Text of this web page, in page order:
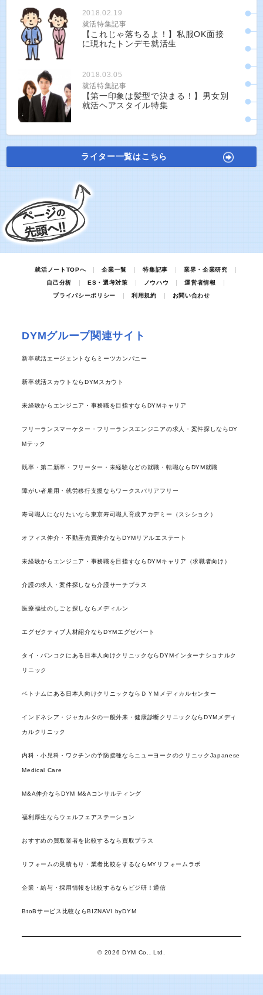
2018.02.19
就活特集記事
【これじゃ落ちるよ！】私服OK面接
に現れたトンデモ就活生
2018.03.05
就活特集記事
【第一印象は髪型で決まる！】男女別
就活ヘアスタイル特集
ライター一覧はこちら
就活ノートTOPへ 企業一覧 特集記事
業界・企業研究
自己分析
ES・選考対策 ノウハウ
運営者情報
プライバシーポリシー
利用規約 お問い合わせ
DYMグループ関連サイト
新卒就活エージェントならミーツカンパニー
新卒就活スカウトならDYMスカウト
未経験からエンジニア・事務職を目指すならDYMキャリア
フリーランスマーケター・フリーランスエンジニアの求人・案件探しならDY
Mテック
既卒・第二新卒・フリーター・未経験などの就職・転職ならDYM就職
障がい者雇用・就労移行支援ならワークスバリアフリー
寿司職人になりたいなら東京寿司職人育成アカデミー（スシショク）
オフィス仲介・不動産売買仲介ならDYMリアルエステート
未経験からエンジニア・事務職を目指すならDYMキャリア（求職者向け）
介護の求人・案件探しなら介護サーチプラス
医療福祉のしごと探しならメディルン
エグゼクティブ人材紹介ならDYMエグゼパート
タイ・バンコクにある日本人向けクリニックならDYMインターナショナルク
リニック
ベトナムにある日本人向けクリニックならＤＹＭメディカルセンター
インドネシア・ジャカルタの一般外来・健康診断クリニックならDYMメディ
カルクリニック
内科・小児科・ワクチンの予防接種ならニューヨークのクリニックJapanese
Medical Care
M&A仲介ならDYM M&Aコンサルティング
福利厚生ならウェルフェアステーション
おすすめの買取業者を比較するなら買取プラス
リフォームの見積もり・業者比較をするならMYリフォームラボ
企業・給与・採用情報を比較するならビジ研！通信
BtoBサービス比較ならBIZNAVI byDYM
© 2026 DYM Co., Ltd.